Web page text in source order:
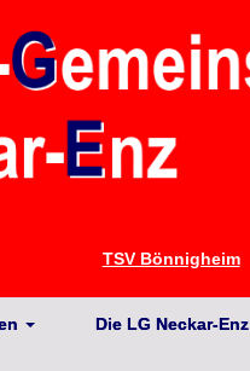
TSV Bönnigheim
Die LG Neckar-Enz